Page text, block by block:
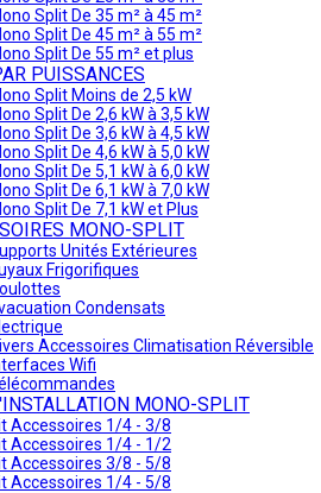
Split De 35 m² à 45 m²
Split De 45 m² à 55 m²
Split De 55 m² et plus
PUISSANCES
Split Moins de 2,5 kW
Split De 2,6 kW à 3,5 kW
Split De 3,6 kW à 4,5 kW
Split De 4,6 kW à 5,0 kW
Split De 5,1 kW à 6,0 kW
Split De 6,1 kW à 7,0 kW
Split De 7,1 kW et Plus
MONO-SPLIT
Unités Extérieures
Frigorifiques
Condensats
Accessoires Climatisation Réversible
Wifi
MONO-SPLIT
Accessoires 1/4 - 3/8
Accessoires 1/4 - 1/2
Accessoires 3/8 - 5/8
Accessoires 1/4 - 5/8